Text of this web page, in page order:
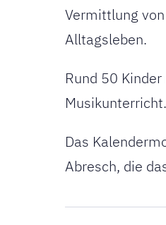
Vermittlung
Alltagsleben.
Rund 50
Musikunterricht.
Das
Abresch, die